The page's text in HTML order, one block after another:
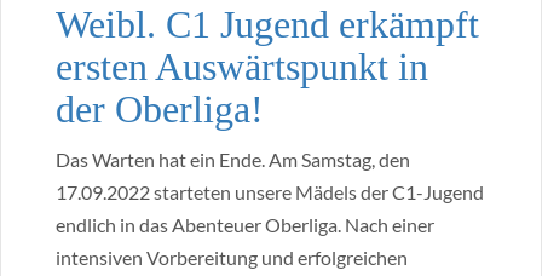
Weibl. C1 Jugend erkämpft
ersten Auswärtspunkt in
der Oberliga!
Das Warten hat ein Ende. Am Samstag, den
17.09.2022 starteten unsere Mädels der C1-Jugend
endlich in das Abenteuer Oberliga. Nach einer
intensiven Vorbereitung und erfolgreichen